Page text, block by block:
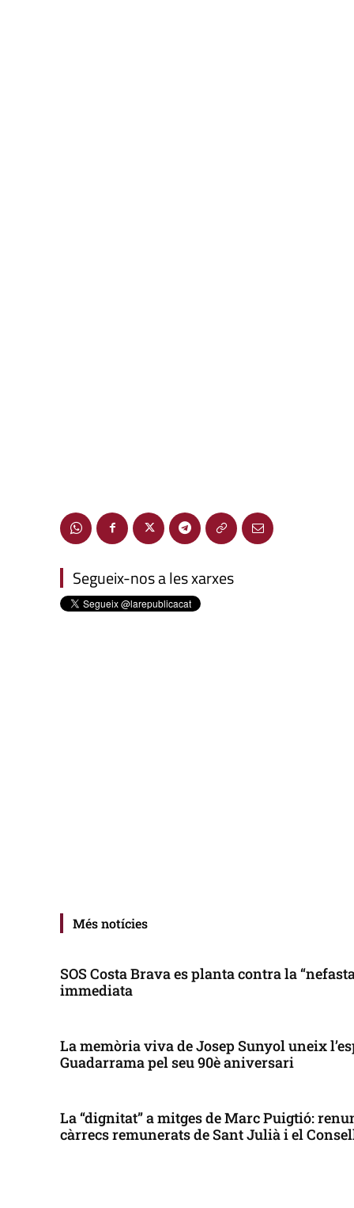
Segueix-nos a les xarxes
Més notícies
SOS Costa Brava es planta contra la
immediata
La memòria viva de Josep Sunyol uneix
Guadarrama pel seu 90è aniversari
La “dignitat” a mitges de Marc Puigtió:
càrrecs remunerats de Sant Julià i el